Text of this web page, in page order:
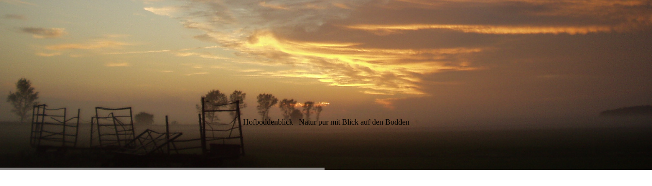
Hofboddenblick Natur pur mit Blick auf den Bodden